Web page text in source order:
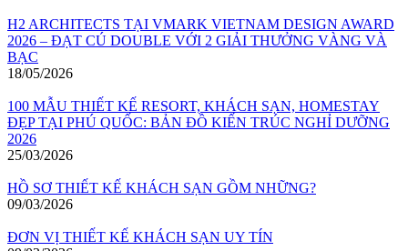
H2 ARCHITECTS TẠI VMARK VIETNAM DESIGN AWARD
2026 – ĐẠT CÚ DOUBLE VỚI 2 GIẢI THƯỞNG VÀNG VÀ
BẠC
18/05/2026
100 MẪU THIẾT KẾ RESORT, KHÁCH SẠN, HOMESTAY
ĐẸP TẠI PHÚ QUỐC: BẢN ĐỒ KIẾN TRÚC NGHỈ DƯỠNG
2026
25/03/2026
HỒ SƠ THIẾT KẾ KHÁCH SẠN GỒM NHỮNG?
09/03/2026
ĐƠN VỊ THIẾT KẾ KHÁCH SẠN UY TÍN